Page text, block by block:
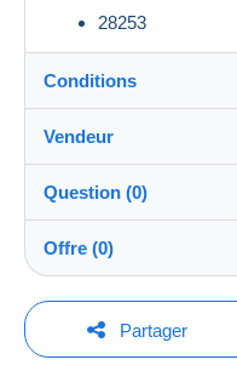
28253
Conditions
Destination :
Voir la liste des pays
Expédition :
Envoi après paiement
A charge de l'acheteur
Méthodes de
Vendeur
panonius
Membre depuis le :
Question (0)
Pour poser une
une session.
Offre (0)
La vente sera
posée moins
Partager